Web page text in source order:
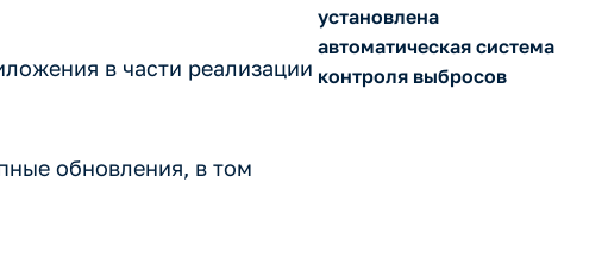
в части реализации
обновления, в том
установлена
автоматическая система
контроля выбросов